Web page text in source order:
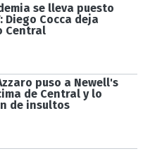
se lleva puesto
Diego Cocca deja
Central
puso a Newell's
de Central y lo
de insultos